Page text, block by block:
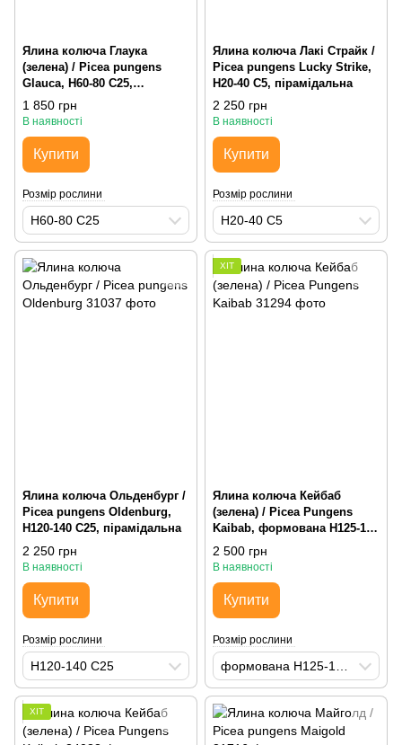
Ялина колюча Глаука
(зелена) / Picea pungens
Glauca, H60-80 С25,
пірамідальна
1 850 грн
В наявності
Купити
Розмір рослини
H60-80 С25
Ялина колюча Лакі Страйк /
Picea pungens Lucky Strike,
H20-40 С5, пірамідальна
2 250 грн
В наявності
Купити
Розмір рослини
H20-40 С5
Ялина колюча Ольденбург /
Picea pungens Oldenburg,
H120-140 С25, пірамідальна
2 250 грн
В наявності
Купити
Розмір рослини
H120-140 С25
ХІТ
Ялина колюча Кейбаб
(зелена) / Picea Pungens
Kaibab, формована H125-150
М115, пірамідальна
2 500 грн
В наявності
Купити
Розмір рослини
ХІТ